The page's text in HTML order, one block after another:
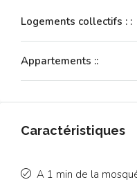
Logements collectifs : :
Appartements ::
Caractéristiques
A 1 min de la